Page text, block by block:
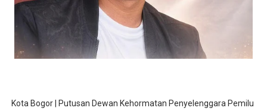
Kota Bogor | Putusan Dewan Kehormatan Penyelenggara Pemilu